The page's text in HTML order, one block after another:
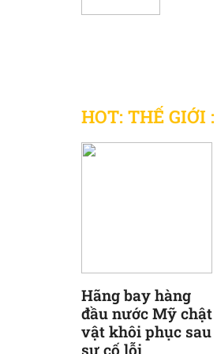
Tướng quân lực
Sau cuộc điện
Ông Trump điện
HOT: THẾ GIỚI
Hãng bay hàng
đầu nước Mỹ chật
vật khôi phục sau
sự cố lỗi